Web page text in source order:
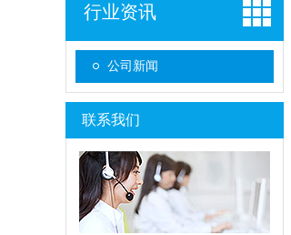
行业资讯
公司新闻
联系我们